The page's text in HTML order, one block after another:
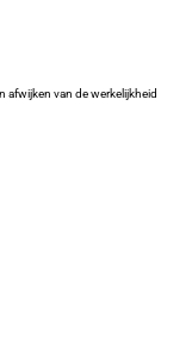
afwijken van de werkelijkheid